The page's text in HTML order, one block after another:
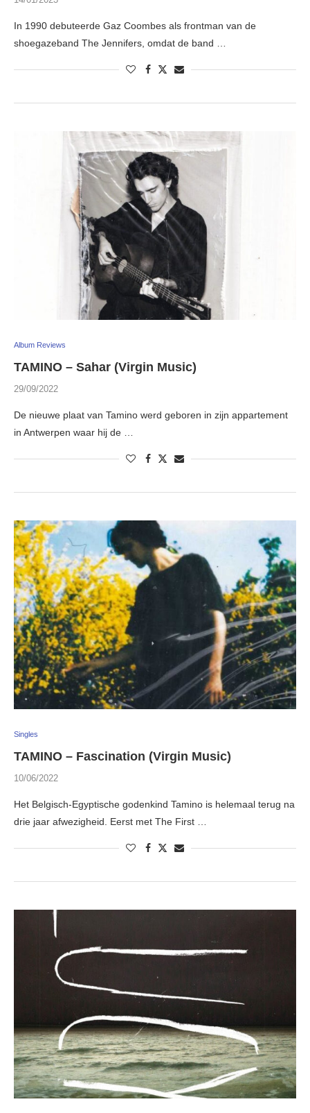
In 1990 debuteerde Gaz Coombes als frontman van de
shoegazeband The Jennifers, omdat de band …
Album Reviews
TAMINO – Sahar (Virgin Music)
29/09/2022
De nieuwe plaat van Tamino werd geboren in zijn appartement
in Antwerpen waar hij de …
Singles
TAMINO – Fascination (Virgin Music)
10/06/2022
Het Belgisch-Egyptische godenkind Tamino is helemaal terug na
drie jaar afwezigheid. Eerst met The First …